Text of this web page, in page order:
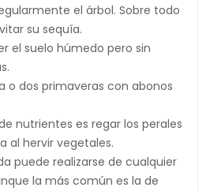
el árbol. Sobre todo
su sequía.
el suelo húmedo pero sin
o dos primaveras con abonos
nutrientes es regar los perales
al hervir vegetales.
puede realizarse de cualquier
la más común es la de